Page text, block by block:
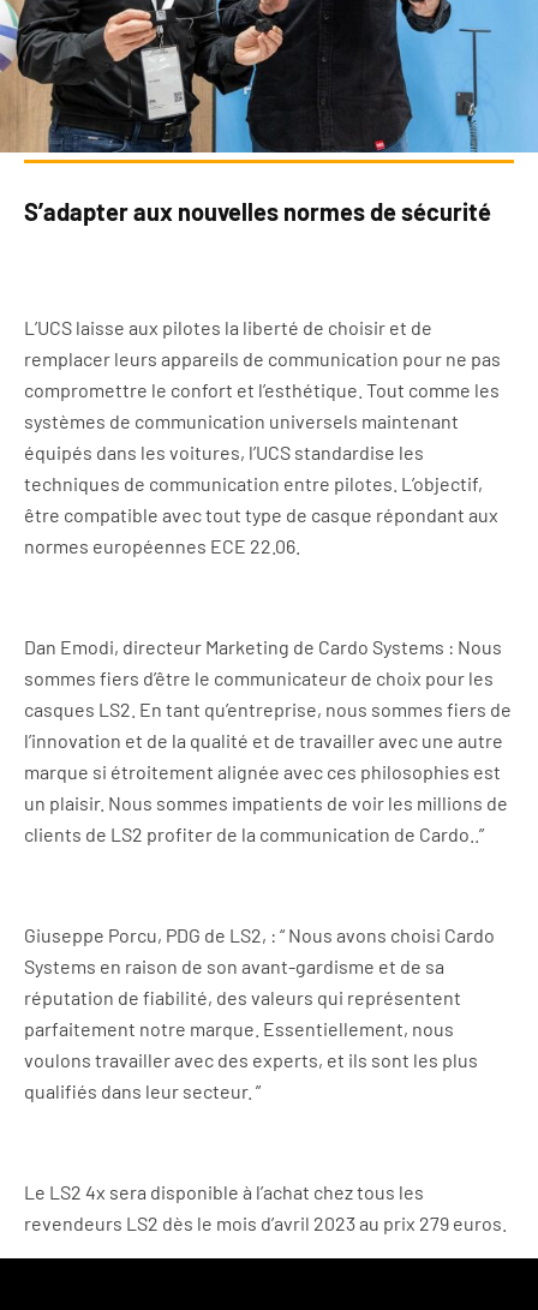
S’adapter aux nouvelles normes de sécurité
L’UCS laisse aux pilotes la liberté de choisir et de
remplacer leurs appareils de communication pour ne pas
compromettre le confort et l’esthétique. Tout comme les
systèmes de communication universels maintenant
équipés dans les voitures, l’UCS standardise les
techniques de communication entre pilotes. L’objectif,
être compatible avec tout type de casque répondant aux
normes européennes ECE 22.06.
Dan Emodi, directeur Marketing de Cardo Systems : Nous
sommes fiers d’être le communicateur de choix pour les
casques LS2. En tant qu’entreprise, nous sommes fiers de
l’innovation et de la qualité et de travailler avec une autre
marque si étroitement alignée avec ces philosophies est
un plaisir. Nous sommes impatients de voir les millions de
clients de LS2 profiter de la communication de Cardo..”
Giuseppe Porcu, PDG de LS2, : “ Nous avons choisi Cardo
Systems en raison de son avant-gardisme et de sa
réputation de fiabilité, des valeurs qui représentent
parfaitement notre marque. Essentiellement, nous
voulons travailler avec des experts, et ils sont les plus
qualifiés dans leur secteur. ”
Le LS2 4x sera disponible à l’achat chez tous les
revendeurs LS2 dès le mois d’avril 2023 au prix 279 euros.